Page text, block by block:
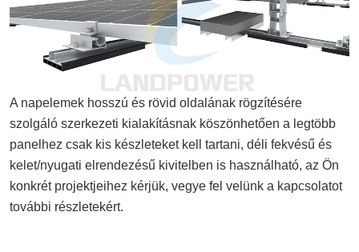
A napelemek hosszú és rövid oldalának rögzítésére
szolgáló szerkezeti kialakításnak köszönhetően a legtöbb
panelhez csak kis készleteket kell tartani, déli fekvésű és
kelet/nyugati elrendezésű kivitelben is használható, az Ön
konkrét projektjeihez kérjük, vegye fel velünk a kapcsolatot
további részletekért.